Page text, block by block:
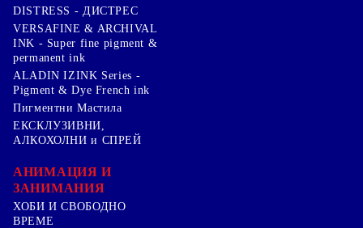
DISTRESS - ДИСТРЕС
VERSAFINE & ARCHIVAL
INK - Super fine pigment &
permanent ink
ALADIN IZINK Series -
Pigment & Dye French ink
Пигментни Мастила
ЕКСКЛУЗИВНИ,
АЛКОХОЛНИ и СПРЕЙ
АНИМАЦИЯ И
ЗАНИМАНИЯ
ХОБИ И СВОБОДНО
ВРЕМЕ